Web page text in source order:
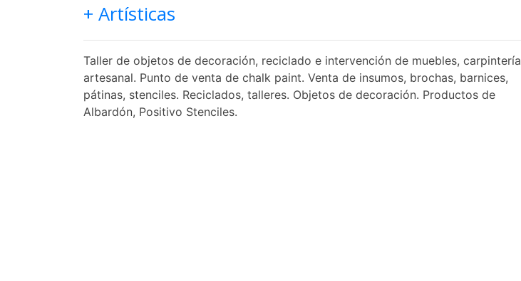
+ Artísticas
Taller de objetos de decoración, reciclado e intervención de muebles, carpintería
artesanal. Punto de venta de chalk paint. Venta de insumos, brochas, barnices,
pátinas, stenciles. Reciclados, talleres. Objetos de decoración. Productos de
Albardón, Positivo Stenciles.